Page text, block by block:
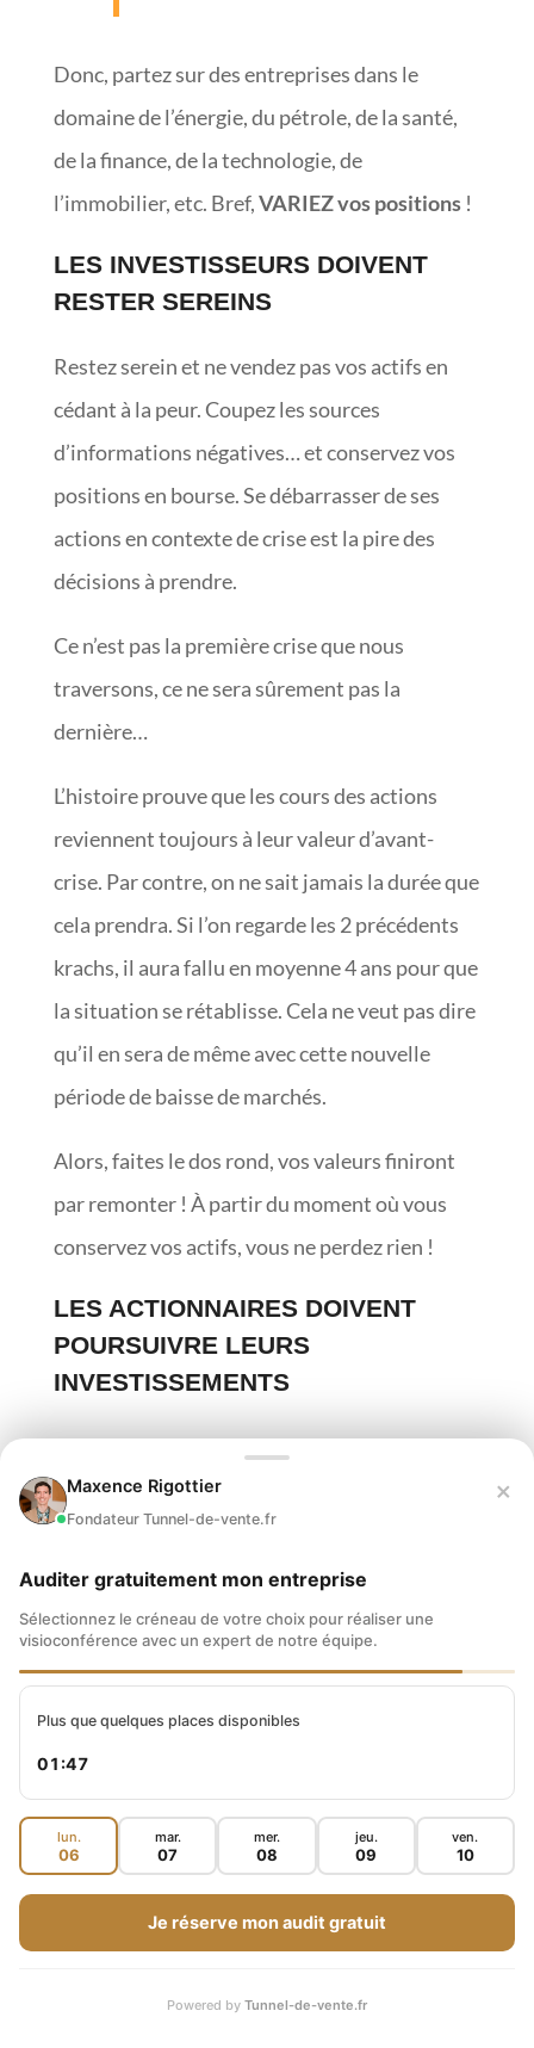
Donc, partez sur des entreprises dans le
domaine de l’énergie, du pétrole, de la santé,
de la finance, de la technologie, de
l’immobilier, etc. Bref,VARIEZ vos positions!
LES INVESTISSEURS DOIVENT
RESTER SEREINS
Restez serein et ne vendez pas vos actifs en
cédant à la peur. Coupez les sources
d’informations négatives… et conservez vos
positions en bourse. Se débarrasser de ses
actions en contexte de crise est la pire des
décisions à prendre.
Ce n’est pas la première crise que nous
traversons, ce ne sera sûrement pas la
dernière…
L’histoire prouve que les cours des actions
reviennent toujours à leur valeur d’avant-
crise. Par contre, on ne sait jamais la durée que
cela prendra. Si l’on regarde les 2 précédents
krachs, il aura fallu en moyenne 4 ans pour que
la situation se rétablisse. Cela ne veut pas dire
qu’il en sera de même avec cette nouvelle
période de baisse de marchés.
Alors, faites le dos rond, vos valeurs finiront
par remonter ! À partir du moment où vous
conservez vos actifs, vous ne perdez rien !
LES ACTIONNAIRES DOIVENT
POURSUIVRE LEURS
INVESTISSEMENTS
S’il y a bien un moment où il faut rentrer en
bourse, c’est bien en situation de chute des
marchés, quand beaucoup d’investisseurs
vendent leurs actifs… Si vous avez écouté mes
conseils, vous avez conservé des fonds pour
D’ailleurs, plutôt que de placer tout votre
capital en une seule fois,
sommes sur plusieurs périodespour
bénéficier de cours à la hausse comme à la
baisse. On ne peut jamais savoir si on achète
LES INVESTISSEURS DOIVENT
Maxence Rigottier
Fondateur Tunnel-de-vente.fr
×
Auditer gratuitement mon entreprise
Sélectionnez le créneau de votre choix pour réaliser une
visioconférence avec un expert de notre équipe.
Plus que quelques places disponibles
01:46
lun.
06
mar.
07
mer.
08
jeu.
09
ven.
10
Je réserve mon audit gratuit
Powered by Tunnel-de-vente.fr